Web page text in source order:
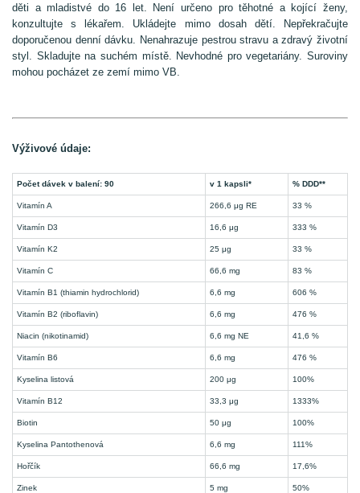
děti a mladistvé do 16 let. Není určeno pro těhotné a kojící ženy,
konzultujte s lékařem. Ukládejte mimo dosah dětí. Nepřekračujte
doporučenou denní dávku. Nenahrazuje pestrou stravu a zdravý životní
styl. Skladujte na suchém místě. Nevhodné pro vegetariány. Suroviny
mohou pocházet ze zemí mimo VB.
Výživové údaje:
Počet dávek v balení: 90 v 1 kapsli* % DDD**
Vitamín A 266,6 μg RE 33 %
Vitamín D3 16,6 μg 333 %
Vitamín K2 25 μg 33 %
Vitamín C 66,6 mg 83 %
Vitamín B1 (thiamin hydrochlorid) 6,6 mg 606 %
Vitamín B2 (riboflavin) 6,6 mg 476 %
Niacin (nikotinamid) 6,6 mg NE 41,6 %
Vitamín B6 6,6 mg 476 %
Kyselina listová 200 μg 100%
Vitamín B12 33,3 μg 1333%
Biotin 50 μg 100%
Kyselina Pantothenová 6,6 mg 111%
Hořčík 66,6 mg 17,6%
Zinek 5 mg 50%